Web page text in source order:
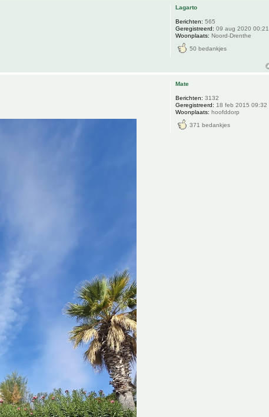
Lagarto
Berichten: 565
Geregistreerd: 09 aug 2020 00:21
Woonplaats: Noord-Drenthe
50 bedankjes
Mate
Berichten: 3132
Geregistreerd: 18 feb 2015 09:32
Woonplaats: hoofddorp
371 bedankjes